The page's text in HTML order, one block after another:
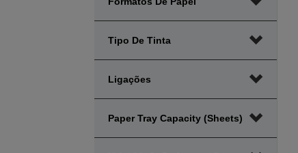
Tipo De Tinta
Ligações
Paper Tray Capacity (sheets)